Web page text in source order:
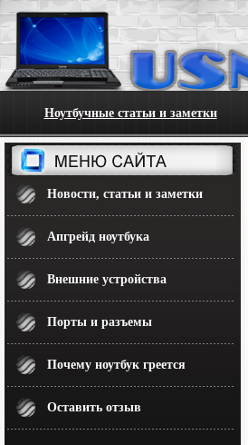
Ноутбучные статьи и заметки
Новости, статьи и заметки
Апгрейд ноутбука
Внешние устройства
Порты и разъемы
Почему ноутбук греется
Оставить отзыв